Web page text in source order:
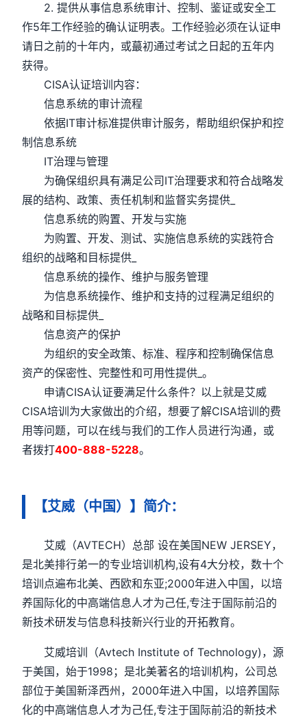
2. 提供从事信息系统审计、控制、鉴证或安全工
作5年工作经验的确认证明表。工作经验必须在认证申
请日之前的十年内，或蕞初通过考试之日起的五年内
获得。
CISA认证培训内容：
信息系统的审计流程
依据IT审计标准提供审计服务，帮助组织保护和控
制信息系统
IT治理与管理
为确保组织具有满足公司IT治理要求和符合战略发
展的结构、政策、责任机制和监督实务提供_
信息系统的购置、开发与实施
为购置、开发、测试、实施信息系统的实践符合
组织的战略和目标提供_
信息系统的操作、维护与服务管理
为信息系统操作、维护和支持的过程满足组织的
战略和目标提供_
信息资产的保护
为组织的安全政策、标准、程序和控制确保信息
资产的保密性、完整性和可用性提供_。
申请CISA认证要满足什么条件？以上就是艾威
CISA培训为大家做出的介绍，想要了解CISA培训的费
用等问题，可以在线与我们的工作人员进行沟通，或
者拨打400-888-5228。
【艾威（中国）】简介：
艾威（AVTECH）总部 设在美国NEW JERSEY，
是北美排行弟一的专业培训机构,设有4大分校，数十个
培训点遍布北美、西欧和东亚;2000年进入中国，以培
养国际化的中高端信息人才为己任,专注于国际前沿的
新技术研发与信息科技新兴行业的开拓教育。
艾威培训（Avtech Institute of Technology)，源
于美国，始于1998；是北美著名的培训机构，公司总
部位于美国新泽西州，2000年进入中国，以培养国际
化的中高端信息人才为己任,专注于国际前沿的新技术